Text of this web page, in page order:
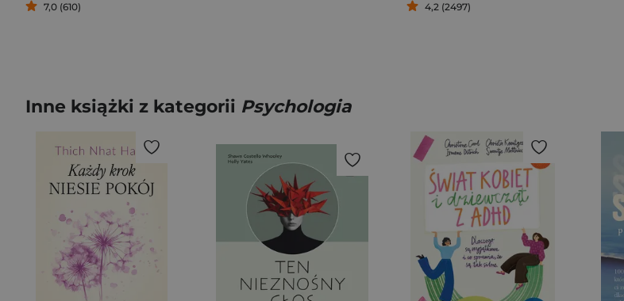
7,0 (610) 4,2 (2497)
Inne książki z kategorii Psychologia